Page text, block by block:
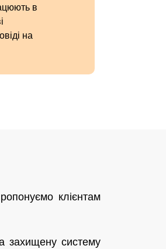
в
на
клієнтам
захищену систему